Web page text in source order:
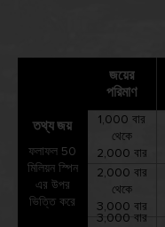
তথ্য জয়
ফলাফল 50
মিলিয়ন স্পিন
এর উপর
ভিত্তি করে
জয়ের
পরিমাণ
1,000 বার
থেকে
2,000 বার
2,000 বার
থেকে
3,000 বার
3,000 বার